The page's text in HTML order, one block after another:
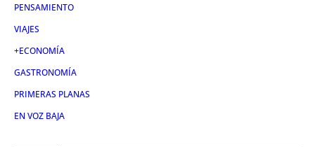
PENSAMIENTO
VIAJES
+ECONOMÍA
GASTRONOMÍA
PRIMERAS PLANAS
EN VOZ BAJA